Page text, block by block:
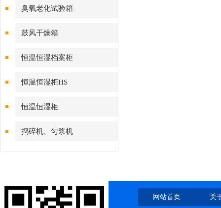
臭氧老化试验箱
鼓风干燥箱
恒温恒湿档案柜
恒温恒湿柜HS
恒温恒湿柜
捣碎机、匀浆机
网站首页 关